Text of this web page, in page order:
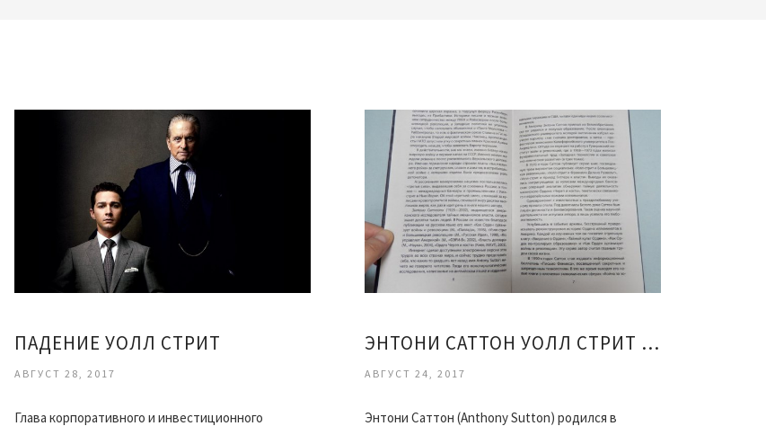
ПАДЕНИЕ УОЛЛ СТРИТ
АВГУСТ 28, 2017
Глава корпоративного и инвестиционного
ЭНТОНИ САТТОН УОЛЛ СТРИТ ПРИХОД ГИТЛЕРА
АВГУСТ 24, 2017
Энтони Саттон (Anthony Sutton) родился в